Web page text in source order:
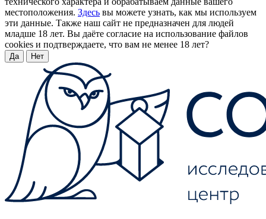
местоположения. Здесь вы можете узнать, как мы используем
эти данные. Также наш сайт не предназначен для людей
младше 18 лет. Вы даёте согласие на использование файлов
cookies и подтверждаете, что вам не менее 18 лет?
Да Нет